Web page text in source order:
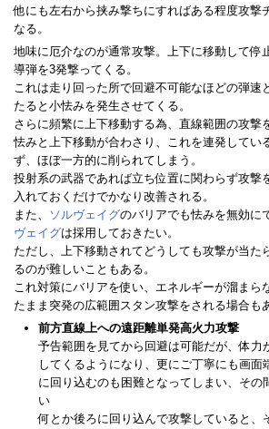
他にも左右から挟み撃ちにすればある程度攻撃
なる。
地味に厄介なのが通常攻撃。上下に移動して停
導弾を3発撃ってくる。
これは走り回った所で回避不可能なほどの弾速
たると小怯みを発生させてくる。
さらに頻繁に上下移動する為、直線範囲の攻撃
怯みと上下移動が合わさり、これを連発してい
ず、ほぼ一方的に削られてしまう。
投射系の武器であれば立ち位置に関わらず攻撃
入れておくだけでかなり改善される。
また、
ソルヴェイグのバリアでも怯みを無効に
ヴェイグは採用しておきたい。
ただし、上下移動されてどうしても攻撃が当た
るのが難しいこともある。
これ対策にバリアを使い、エネルギーが溜まら
たまま突発の広範囲スタン攻撃をされる場合も
前方直線上への遠距離単発高火力攻撃
予告範囲を見てから回避は可能だが、体力
してくるようになり、更にご丁寧にも画面
に回り込むのも困難となってしまい、その
い
何とか後ろに回り込んで攻撃していると、